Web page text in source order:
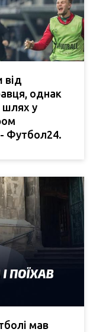
від
однак
шлях у
- Футбол24.
мав